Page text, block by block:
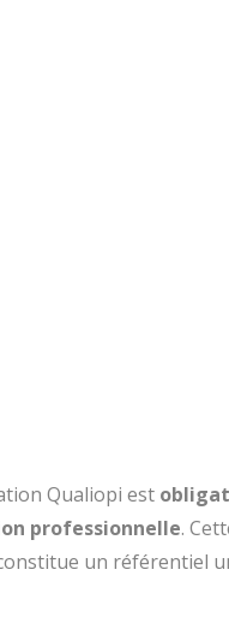
Qualiopi est
professionnelle.
un référentiel